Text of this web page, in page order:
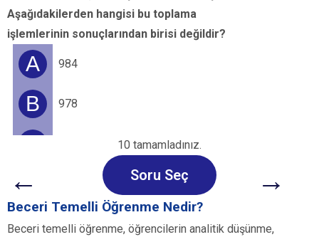
Aşağıdakilerden hangisi bu toplama
işlemlerinin sonuçlarından birisi değildir?
A 984
B 978
10 tamamladınız.
← Soru Seç →
Beceri Temelli Öğrenme Nedir?
Beceri temelli öğrenme, öğrencilerin analitik düşünme,